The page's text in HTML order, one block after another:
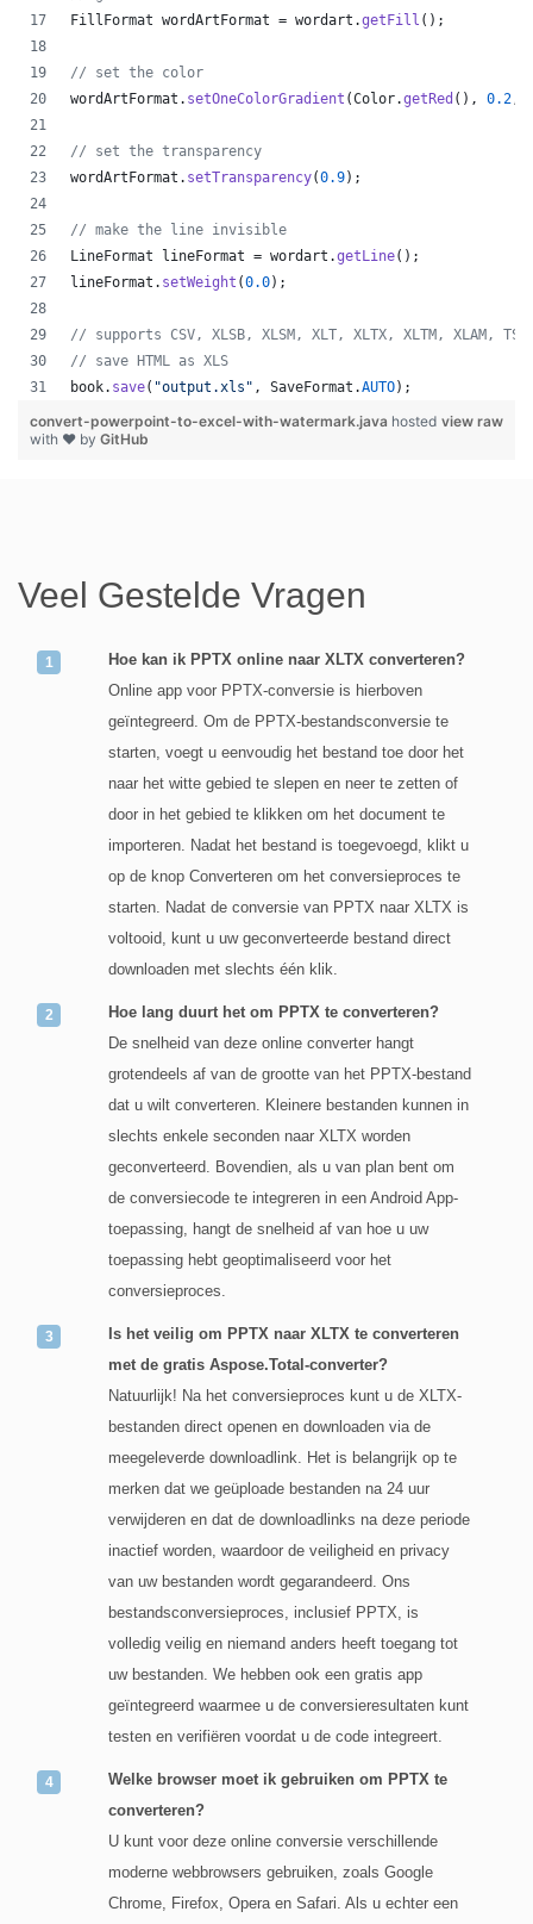
FillFormat wordArtFormat = wordart .getFill ();
// set the color
wordArtFormat . setOneColorGradient (Color.getRed (), 0.2,
// set the transparency
wordArtFormat . setTransparency(0.9);
// make the line invisible
LineFormat
lineFormat = wordart .getLine();
lineFormat . setWeight (0.0);
// supports CSV, XLSB, XLSM, XLT, XLTX, XLTM, XLAM,
// save HTML as XLS
book. save( "output.xls" , SaveFormat .AUTO);
view raw
convert-powerpoint-to-excel-with-watermark.java hosted
with ❤ by GitHub
Veel Gestelde Vragen
Hoe kan ik PPTX online naar XLTX converteren?
Online app voor PPTX-conversie is hierboven
geïntegreerd. Om de PPTX-bestandsconversie te
starten, voegt u eenvoudig het bestand toe door het
naar het witte gebied te slepen en neer te zetten of
door in het gebied te klikken om het document te
importeren. Nadat het bestand is toegevoegd, klikt u
op de knop Converteren om het conversieproces te
starten. Nadat de conversie van PPTX naar XLTX is
voltooid, kunt u uw geconverteerde bestand direct
downloaden met slechts één klik.
Hoe lang duurt het om PPTX te converteren?
De snelheid van deze online converter hangt
grotendeels af van de grootte van het PPTX-bestand
dat u wilt converteren. Kleinere bestanden kunnen in
slechts enkele seconden naar XLTX worden
geconverteerd. Bovendien, als u van plan bent om
de conversiecode te integreren in een Android App-
toepassing, hangt de snelheid af van hoe u uw
toepassing hebt geoptimaliseerd voor het
conversieproces.
Is het veilig om PPTX naar XLTX te converteren
met de gratis Aspose.Total-converter?
Natuurlijk! Na het conversieproces kunt u de XLTX-
bestanden direct openen en downloaden via de
meegeleverde downloadlink. Het is belangrijk op te
merken dat we geüploade bestanden na 24 uur
verwijderen en dat de downloadlinks na deze periode
inactief worden, waardoor de veiligheid en privacy
van uw bestanden wordt gegarandeerd. Ons
bestandsconversieproces, inclusief PPTX, is
volledig veilig en niemand anders heeft toegang tot
uw bestanden. We hebben ook een gratis app
geïntegreerd waarmee u de conversieresultaten kunt
testen en verifiëren voordat u de code integreert.
Welke browser moet ik gebruiken om PPTX te
converteren?
U kunt voor deze online conversie verschillende
moderne webbrowsers gebruiken, zoals Google
Chrome, Firefox, Opera en Safari. Als u echter een